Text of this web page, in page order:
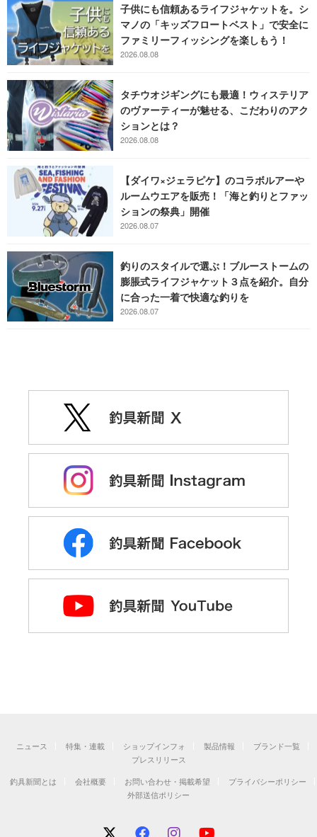
子供にも信頼あるライフジャケットを。シ
マノの「キッズフロートベスト」で安全に
ファミリーフィッシングを楽しもう！
2026.08.08
タチウオジギングにも最適！ウィステリア
のヴァーティーが魅せる、こだわりのアク
ションとは？
2026.08.08
【ダイワ×ジェラピケ】のコラボルアーや
ルームウエアを販売！「海と釣りとファッ
ションの祭典」開催
2026.08.07
釣りのスタイルで選ぶ！ブルーストームの
膨脹式ライフジャケット３点を紹介。自分
に合った一着で快適な釣りを
2026.08.07
ニュース 特集・連載 ショップインフォ 製品情報
ブランド一覧
プレスリリース
釣具新聞とは
会社概要 お問い合わせ・掲載希望
プライバシーポリシー
外部送信ポリシー